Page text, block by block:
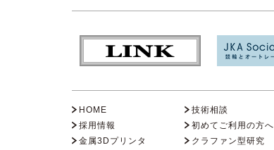
HOME 技術相談
採用情報
初めてご利用の方へ
金属3Dプリンタ
クラファン型研究